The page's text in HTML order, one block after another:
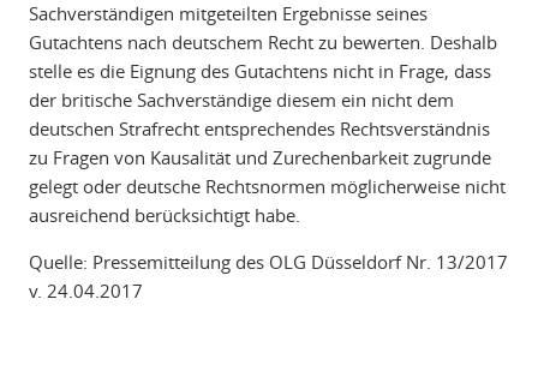
Sachverständigen mitgeteilten Ergebnisse seines
Gutachtens nach deutschem Recht zu bewerten. Deshalb
stelle es die Eignung des Gutachtens nicht in Frage, dass
der britische Sachverständige diesem ein nicht dem
deutschen Strafrecht entsprechendes Rechtsverständnis
zu Fragen von Kausalität und Zurechenbarkeit zugrunde
gelegt oder deutsche Rechtsnormen möglicherweise nicht
ausreichend berücksichtigt habe.
Quelle: Pressemitteilung des OLG Düsseldorf Nr. 13/2017
v. 24.04.2017